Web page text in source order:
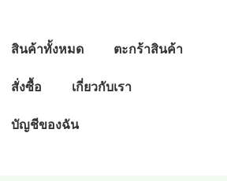
Main
สินค้าทั้งหมด ตะกร้าสินค้า
สั่งซื้อ เกี่ยวกับเรา
บัญชีของฉัน